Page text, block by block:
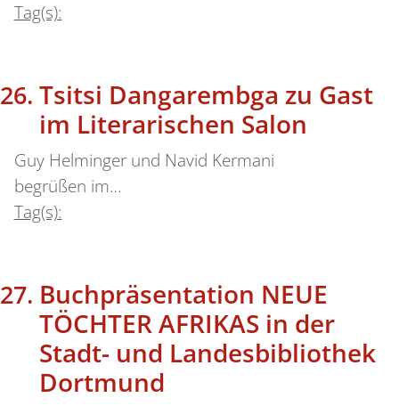
Tag(s):
Tsitsi Dangarembga zu Gast
im Literarischen Salon
Guy Helminger und Navid Kermani
begrüßen im…
Tag(s):
Buchpräsentation NEUE
TÖCHTER AFRIKAS in der
Stadt- und Landesbibliothek
Dortmund